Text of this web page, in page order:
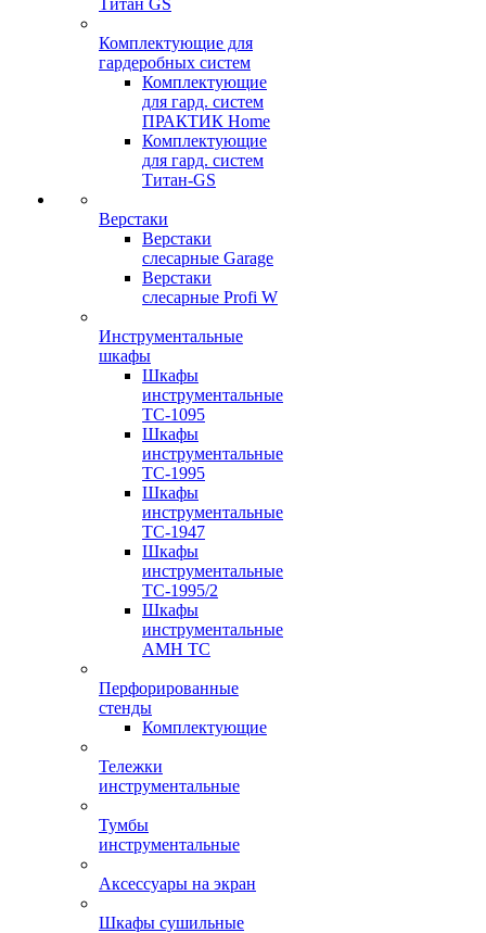
Титан GS
Комплектующие для
гардеробных систем
Комплектующие
для гард. систем
ПРАКТИК Home
Комплектующие
для гард. систем
Титан-GS
Верстаки
Верстаки
слесарные Garage
Верстаки
слесарные Profi W
Инструментальные
шкафы
Шкафы
инструментальные
TC-1095
Шкафы
инструментальные
TC-1995
Шкафы
инструментальные
TC-1947
Шкафы
инструментальные
TC-1995/2
Шкафы
инструментальные
AMH TC
Перфорированные
стенды
Комплектующие
Тележки
инструментальные
Тумбы
инструментальные
Аксессуары на экран
Шкафы сушильные